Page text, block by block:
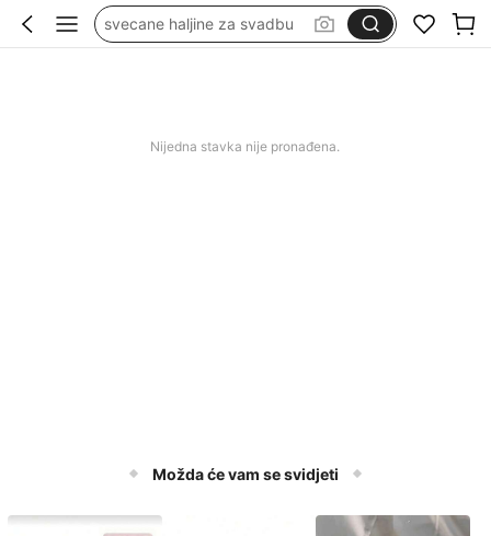
svecane haljine za svadbu
Nijedna stavka nije pronađena.
Možda će vam se svidjeti